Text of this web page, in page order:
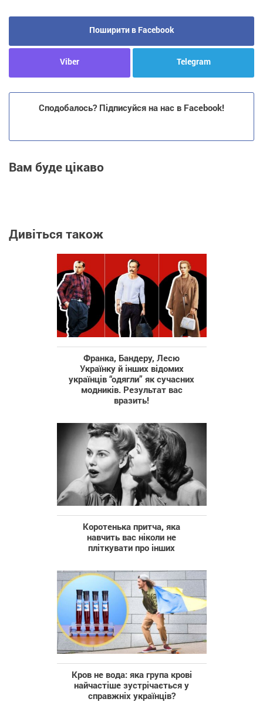
Поширити в Facebook
Viber Telegram
Сподобалось? Підписуйся на нас в Facebook!
Вам буде цікаво
Дивіться також
Франка, Бандеру, Лесю
Українку й інших відомих
українців “одягли” як сучасних
модників. Результат вас
вразить!
Коротенька притча, яка
навчить вас ніколи не
пліткувати про інших
Кров не вода: яка група крові
найчастіше зустрічається у
справжніх українців?